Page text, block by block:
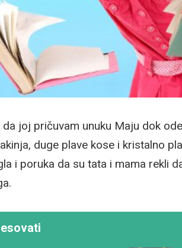
joj pričuvam unuku Maju dok
duge plave kose i kristalno
i poruka da su tata i mama rekli